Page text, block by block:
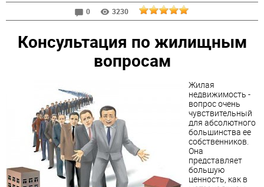
0
3230
Консультация по жилищным
вопросам
Жилая
недвижимость -
вопрос очень
чувствительный
для абсолютного
большинства ее
собственников.
Она
представляет
большую
ценность, как в